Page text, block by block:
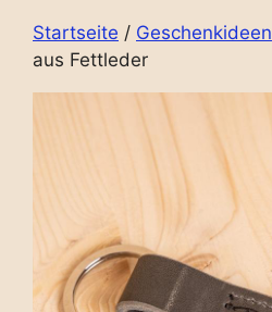
Startseite / Geschenkideen
aus Fettleder